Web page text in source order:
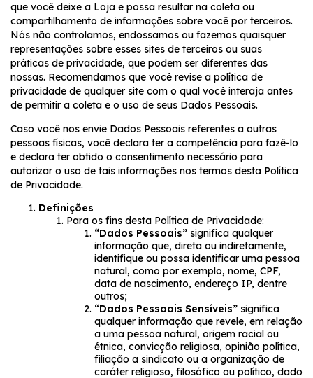
que você deixe a Loja e possa resultar na coleta ou
compartilhamento de informações sobre você por terceiros.
Nós não controlamos, endossamos ou fazemos quaisquer
representações sobre esses sites de terceiros ou suas
práticas de privacidade, que podem ser diferentes das
nossas. Recomendamos que você revise a política de
privacidade de qualquer site com o qual você interaja antes
de permitir a coleta e o uso de seus Dados Pessoais.
Caso você nos envie Dados Pessoais referentes a outras
pessoas físicas, você declara ter a competência para fazê-lo
e declara ter obtido o consentimento necessário para
autorizar o uso de tais informações nos termos desta Política
de Privacidade.
Definições
Para os fins desta Política de Privacidade:
“Dados Pessoais” significa qualquer
informação que, direta ou indiretamente,
identifique ou possa identificar uma pessoa
natural, como por exemplo, nome, CPF,
data de nascimento, endereço IP, dentre
outros;
“Dados Pessoais Sensíveis” significa
qualquer informação que revele, em relação
a uma pessoa natural, origem racial ou
étnica, convicção religiosa, opinião política,
filiação a sindicato ou a organização de
caráter religioso, filosófico ou político, dado